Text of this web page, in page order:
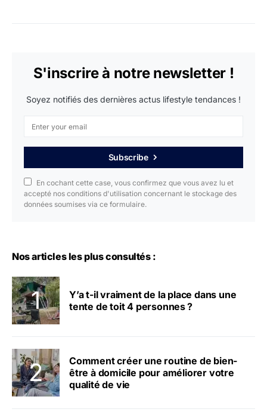
S'inscrire à notre newsletter !
Soyez notifiés des dernières actus lifestyle tendances !
Subscribe
En cochant cette case, vous confirmez que vous avez lu et
accepté nos conditions d'utilisation concernant le stockage des
données soumises via ce formulaire.
Nos articles les plus consultés :
Y’a t-il vraiment de la place dans une
tente de toit 4 personnes ?
Comment créer une routine de bien-
être à domicile pour améliorer votre
qualité de vie